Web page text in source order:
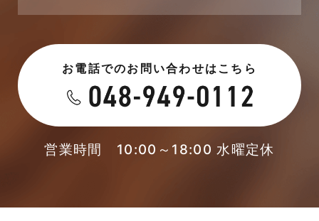
お電話でのお問い合わせはこちら
営業時間 10:00～18:00 水曜定休